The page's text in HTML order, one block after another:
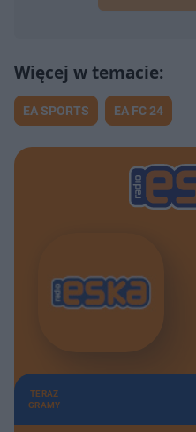
EA SPORTS EA FC 24
TERAZ
GRAMY